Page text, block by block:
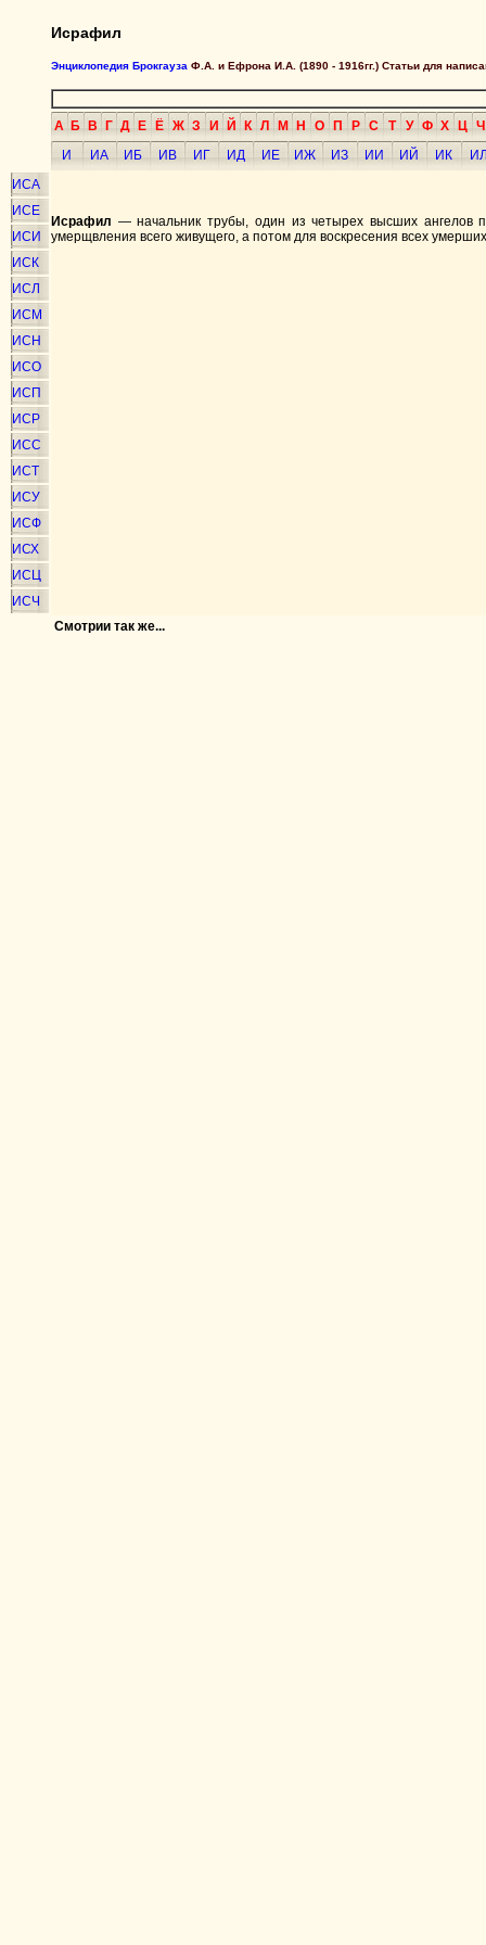
Исрафил
Энциклопедия Брокгауза Ф.А. и Ефрона И.А. (1890 - 1916гг.) Статьи для
А Б В Г Д Е Ё Ж З И Й К Л М Н О П Р С Т У Ф Х Ц Ч
И
ИА ИБ ИВ ИГ ИД ИЕ ИЖ ИЗ ИИ ИЙ ИК
ИСА
ИСЕ
ИСИ
ИСК
ИСЛ
ИСМ
ИСН
ИСО
ИСП
ИСР
ИСС
ИСТ
ИСУ
ИСФ
ИСХ
ИСЦ
ИСЧ
Исрафил — начальник трубы, один из четырех высших ангелов
умерщвления всего живущего, а потом для воскресения всех
Смотрии так же...